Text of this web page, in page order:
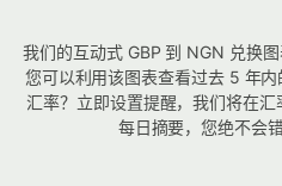
我们的互动式 GBP 到 NGN 兑换
您可以利用该图表查看过去 5 年
汇率？立即设置提醒，我们将在
每日摘要，您绝不会